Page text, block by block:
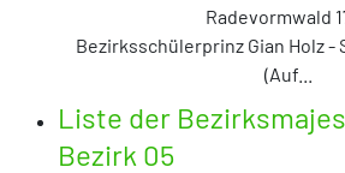
Radevormwald
Bezirksschülerprinz Gian Holz-
(Auf
Liste der
Bezirk 05